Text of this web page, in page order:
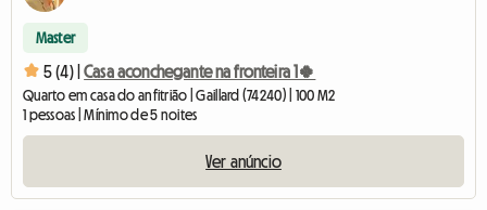
Master
5 (4) | Casa aconchegante na fronteira 1🍀
Quarto em casa do anfitrião | Gaillard (74240) | 100 M2
1 pessoas | Mínimo de 5 noites
Ver anúncio